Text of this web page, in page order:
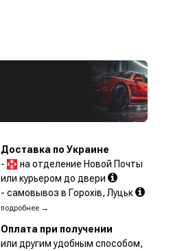
Доставка по Украине
-
на отделение Новой Почты
или курьером до двери
- самовывоз в Горохів, Луцьк
подробнее →
Оплата при получении
или другим удобным способом,